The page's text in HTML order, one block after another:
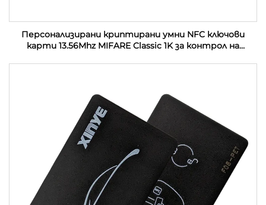
Персонализирани криптирани умни NFC ключови
карти 13.56Mhz MIFARE Classic 1K за контрол на